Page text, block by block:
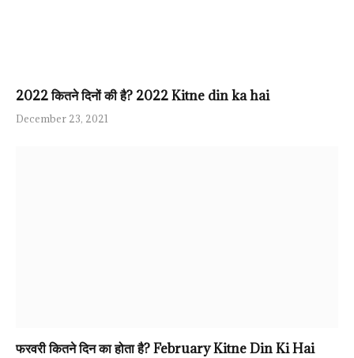
2022 कितने दिनों की है? 2022 Kitne din ka hai
December 23, 2021
फरवरी कितने दिन का होता है? February Kitne Din Ki Hai